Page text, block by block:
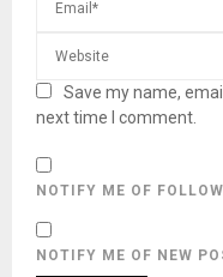
Save my name,
next time I comment.
NOTIFY ME OF
NOTIFY ME OF NEW